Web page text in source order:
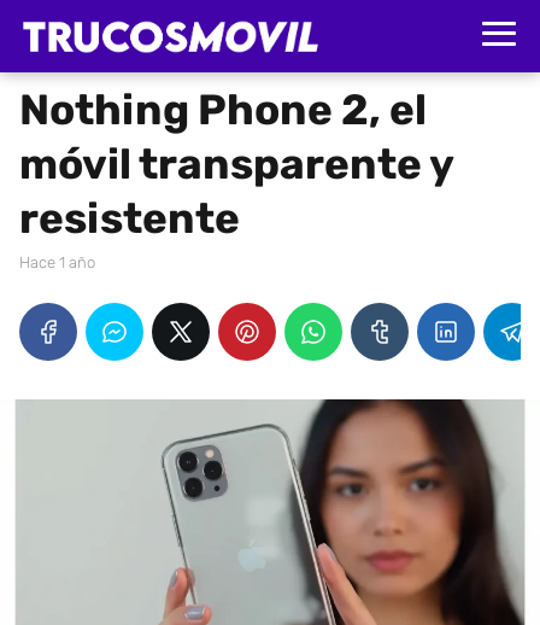
Nothing Phone 2, el
móvil transparente y
resistente
hace 1 año